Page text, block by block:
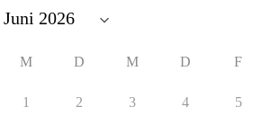
#dieBasis #sachsenanhalt
👉 Folgen:
M D M D F
1 2 3 4 5